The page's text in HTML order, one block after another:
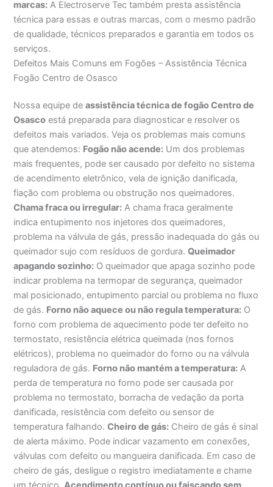
marcas: A Electroserve Tec também presta assistência
técnica para essas e outras marcas, com o mesmo padrão
de qualidade, técnicos preparados e garantia em todos os
serviços.
Defeitos Mais Comuns em Fogões – Assistência Técnica
Fogão Centro de Osasco
Nossa equipe deassistência técnica de fogão Centro de
Osasco está preparada para diagnosticar e resolver os
defeitos mais variados. Veja os problemas mais comuns
que atendemos: Fogão não acende: Um dos problemas
mais frequentes, pode ser causado por defeito no sistema
de acendimento eletrônico, vela de ignição danificada,
fiação com problema ou obstrução nos queimadores.
Chama fraca ou irregular: A chama fraca geralmente
indica entupimento nos injetores dos queimadores,
problema na válvula de gás, pressão inadequada do gás ou
queimador sujo com resíduos de gordura.Queimador
apagando sozinho: O queimador que apaga sozinho pode
indicar problema na termopar de segurança, queimador
mal posicionado, entupimento parcial ou problema no fluxo
de gás. Forno não aquece ou não regula temperatura: O
forno com problema de aquecimento pode ter defeito no
termostato, resistência elétrica queimada (nos fornos
elétricos), problema no queimador do forno ou na válvula
reguladora de gás. Forno não mantém a temperatura: A
perda de temperatura no forno pode ser causada por
problema no termostato, borracha de vedação da porta
danificada, resistência com defeito ou sensor de
temperatura falhando.Cheiro de gás: Cheiro de gás é sinal
de alerta máximo. Pode indicar vazamento em conexões,
válvulas com defeito ou mangueira danificada. Em caso de
cheiro de gás, desligue o registro imediatamente e chame